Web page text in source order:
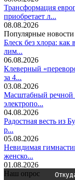
Трансформация
приобретает л...
08.08.2026
Популярные новости
Блеск без хлора:
лим...
06.08.2026
Клеверный
за 4...
03.08.2026
Масштабный речной
электропо...
04.08.2026
Радостная весть из
р...
05.08.2026
Невидимая
женско...
01.08.2026
Наш опрос